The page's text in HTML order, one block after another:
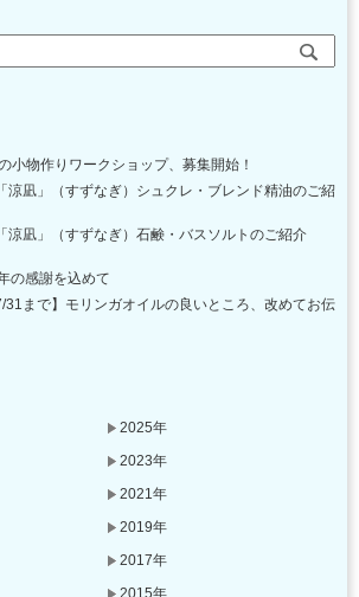
小物作りワークショップ、募集開始！
涼凪」（すずなぎ）シュクレ・ブレンド精油のご紹
「涼凪」（すずなぎ）石鹸・バスソルトのご紹介
の感謝を込めて
31まで】モリンガオイルの良いところ、改めてお伝
2025年
2023年
2021年
2019年
2017年
2015年